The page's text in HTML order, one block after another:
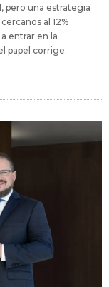
pero una estrategia
al 12%
entrar en la
papel corrige.